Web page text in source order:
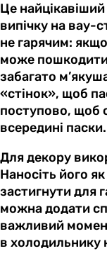
Це
випічку на вау-
не гарячим:
може пошкодити
забагато
«стінок», щоб
поступово, щоб
всередині паски.
Для декору
Наносіть його
застигнути для
можна додати
важливий
в холодильнику